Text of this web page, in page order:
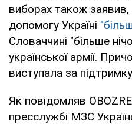
виборах також
допомогу Україні
Словаччині "більше
української армії.
виступала за
Як повідомляв
пресслужбі МЗС